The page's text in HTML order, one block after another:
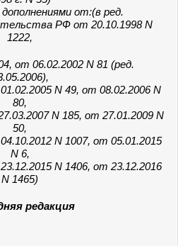
от:(в ред.
РФ от 20.10.1998 N
1222,
от 06.02.2002 N 81 (ред.
N 49, от 08.02.2006 N
80,
N 185, от 27.01.2009 N
50,
N 1007, от 05.01.2015
N 6,
N 1406, от 23.12.2016
N 1465)
редакция